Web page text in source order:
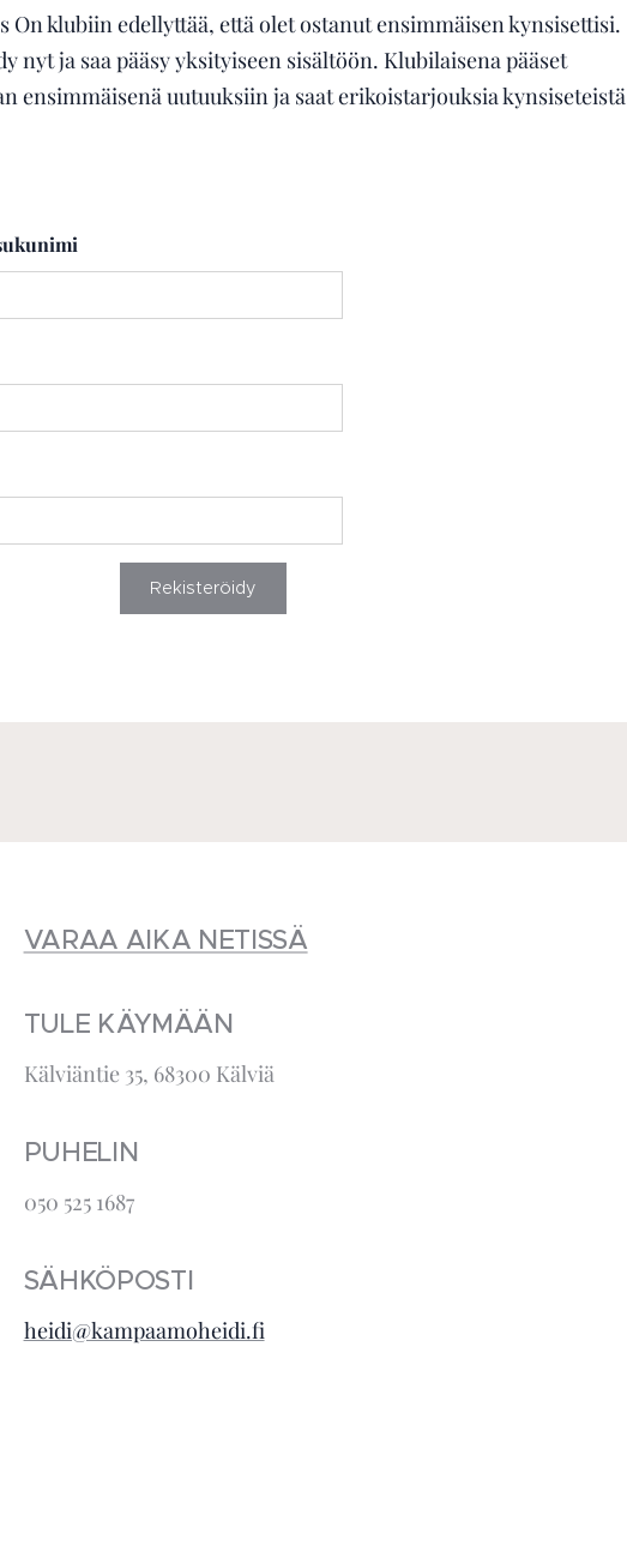
On klubiin edellyttää, että olet ostanut ensimmäisen kynsisettisi.
nyt ja saa pääsy yksityiseen sisältöön. Klubilaisena pääset
ensimmäisenä uutuuksiin ja saat erikoistarjouksia kynsiseteistä
Rekisteröidy
VARAA AIKA NETISSÄ
TULE KÄYMÄÄN
Kälviäntie 35, 68300 Kälviä
PUHELIN
050 525 1687
SÄHKÖPOSTI
heidi@kampaamoheidi.fi